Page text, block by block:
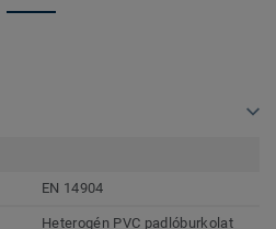
EN 14904
Heterogén PVC padlóburkolat